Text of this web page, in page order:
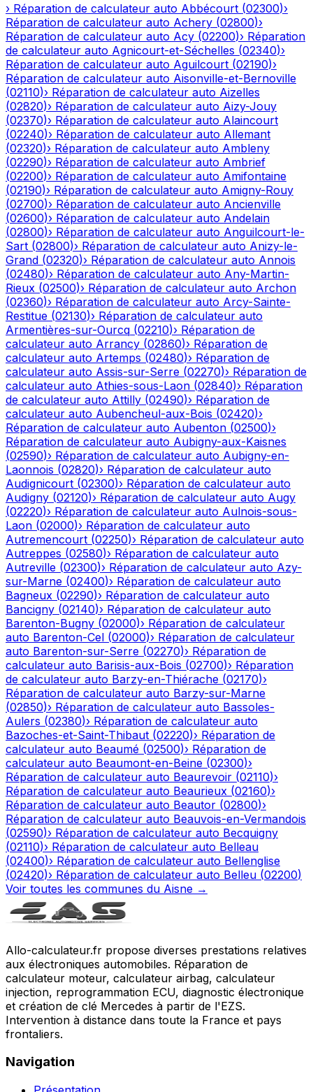
› Réparation de calculateur auto Abbécourt (02300)›
Réparation de calculateur auto Achery (02800)›
Réparation de calculateur auto Acy (02200)› Réparation
de calculateur auto Agnicourt-et-Séchelles (02340)›
Réparation de calculateur auto Aguilcourt (02190)›
Réparation de calculateur auto Aisonville-et-Bernoville
(02110)› Réparation de calculateur auto Aizelles
(02820)› Réparation de calculateur auto Aizy-Jouy
(02370)› Réparation de calculateur auto Alaincourt
(02240)› Réparation de calculateur auto Allemant
(02320)› Réparation de calculateur auto Ambleny
(02290)› Réparation de calculateur auto Ambrief
(02200)› Réparation de calculateur auto Amifontaine
(02190)› Réparation de calculateur auto Amigny-Rouy
(02700)› Réparation de calculateur auto Ancienville
(02600)› Réparation de calculateur auto Andelain
(02800)› Réparation de calculateur auto Anguilcourt-le-
Sart (02800)› Réparation de calculateur auto Anizy-le-
Grand (02320)› Réparation de calculateur auto Annois
(02480)› Réparation de calculateur auto Any-Martin-
Rieux (02500)› Réparation de calculateur auto Archon
(02360)› Réparation de calculateur auto Arcy-Sainte-
Restitue (02130)› Réparation de calculateur auto
Armentières-sur-Ourcq (02210)› Réparation de
calculateur auto Arrancy (02860)› Réparation de
calculateur auto Artemps (02480)› Réparation de
calculateur auto Assis-sur-Serre (02270)› Réparation de
calculateur auto Athies-sous-Laon (02840)› Réparation
de calculateur auto Attilly (02490)› Réparation de
calculateur auto Aubencheul-aux-Bois (02420)›
Réparation de calculateur auto Aubenton (02500)›
Réparation de calculateur auto Aubigny-aux-Kaisnes
(02590)› Réparation de calculateur auto Aubigny-en-
Laonnois (02820)› Réparation de calculateur auto
Audignicourt (02300)› Réparation de calculateur auto
Audigny (02120)› Réparation de calculateur auto Augy
(02220)› Réparation de calculateur auto Aulnois-sous-
Laon (02000)› Réparation de calculateur auto
Autremencourt (02250)› Réparation de calculateur auto
Autreppes (02580)› Réparation de calculateur auto
Autreville (02300)› Réparation de calculateur auto Azy-
sur-Marne (02400)› Réparation de calculateur auto
Bagneux (02290)› Réparation de calculateur auto
Bancigny (02140)› Réparation de calculateur auto
Barenton-Bugny (02000)› Réparation de calculateur
auto Barenton-Cel (02000)› Réparation de calculateur
auto Barenton-sur-Serre (02270)› Réparation de
calculateur auto Barisis-aux-Bois (02700)› Réparation
de calculateur auto Barzy-en-Thiérache (02170)›
Réparation de calculateur auto Barzy-sur-Marne
(02850)› Réparation de calculateur auto Bassoles-
Aulers (02380)› Réparation de calculateur auto
Bazoches-et-Saint-Thibaut (02220)› Réparation de
calculateur auto Beaumé (02500)› Réparation de
calculateur auto Beaumont-en-Beine (02300)›
Réparation de calculateur auto Beaurevoir (02110)›
Réparation de calculateur auto Beaurieux (02160)›
Réparation de calculateur auto Beautor (02800)›
Réparation de calculateur auto Beauvois-en-Vermandois
(02590)› Réparation de calculateur auto Becquigny
(02110)› Réparation de calculateur auto Belleau
(02400)› Réparation de calculateur auto Bellenglise
(02420)› Réparation de calculateur auto Belleu (02200)
Voir toutes les communes du Aisne →
Allo-calculateur.fr propose diverses prestations relatives
aux électroniques automobiles. Réparation de
calculateur moteur, calculateur airbag, calculateur
injection, reprogrammation ECU, diagnostic électronique
et création de clé Mercedes à partir de l'EZS.
Intervention à distance dans toute la France et pays
frontaliers.
Navigation